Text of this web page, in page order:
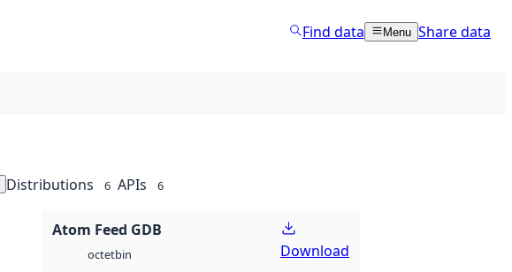
Find data Menu Share data
Distributions 6 APIs 6
Atom Feed GDB
octetbin Download